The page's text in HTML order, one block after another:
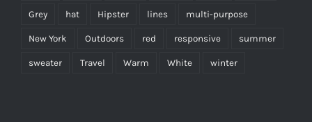
Grey hat Hipster lines multi-purpose
New York Outdoors red responsive summer
sweater Travel Warm White winter